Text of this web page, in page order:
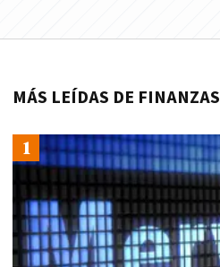
MÁS LEÍDAS DE FINANZAS